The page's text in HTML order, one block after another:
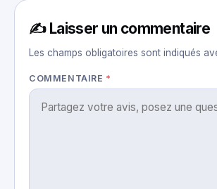
✍️ Laisser un commentaire
Les champs obligatoires sont indiqués
COMMENTAIRE *